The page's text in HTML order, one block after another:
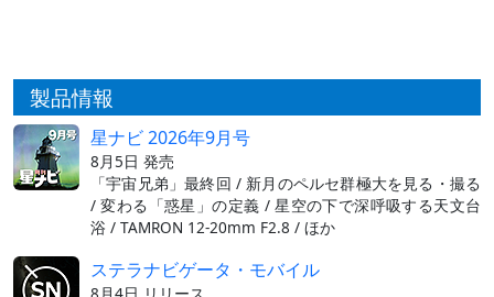
製品情報
星ナビ 2026年9月号
8月5日 発売
「宇宙兄弟」最終回 / 新月のペルセ群極大を見る・撮る
/ 変わる「惑星」の定義 / 星空の下で深呼吸する天文台
浴 / TAMRON 12-20mm F2.8 / ほか
ステラナビゲータ・モバイル
8月4日 リリース